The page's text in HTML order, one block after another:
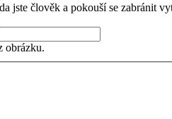
jste člověk a pokouší se zabránit
obrázku.